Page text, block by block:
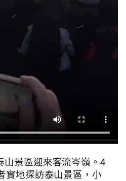
山景區迎來客流岑嶺。4
實地探訪泰山景區，小